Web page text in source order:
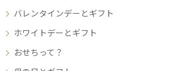
バレンタインデーとギフト
ホワイトデーとギフト
おせちって？